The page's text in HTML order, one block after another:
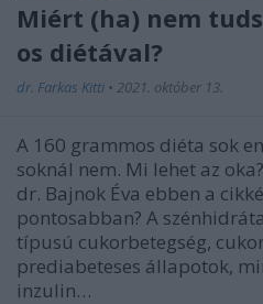
Miért (ha) nem
os diétával?
dr. Farkas Kitti • 2021. október 13.
A 160 grammos diéta sok
soknál nem. Mi lehet az
dr. Bajnok Éva ebben a
pontosabban? A
típusú cukorbetegség,
prediabeteses állapotok,
inzulin…